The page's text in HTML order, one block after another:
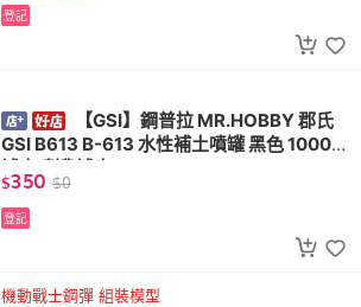
登記
【GSI】鋼普拉 MR.HOBBY 郡氏
GSI B613 B-613 水性補土噴罐 黑色 1000番
$350 $0
登記
機動戰士鋼彈 組裝模型